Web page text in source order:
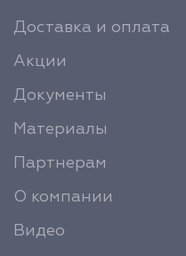
Доставка и оплата
Акции
Документы
Материалы
Партнерам
О компании
Видео